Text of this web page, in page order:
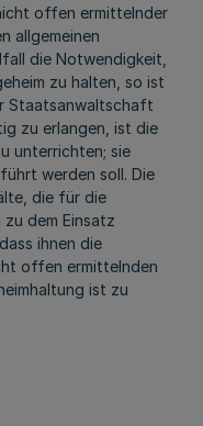
offen ermittelnder
allgemeinen
die Notwendigkeit,
zu halten, so ist
Staatsanwaltschaft
zu erlangen, ist die
unterrichten; sie
werden soll. Die
die für die
dem Einsatz
ihnen die
offen ermittelnden
ist zu